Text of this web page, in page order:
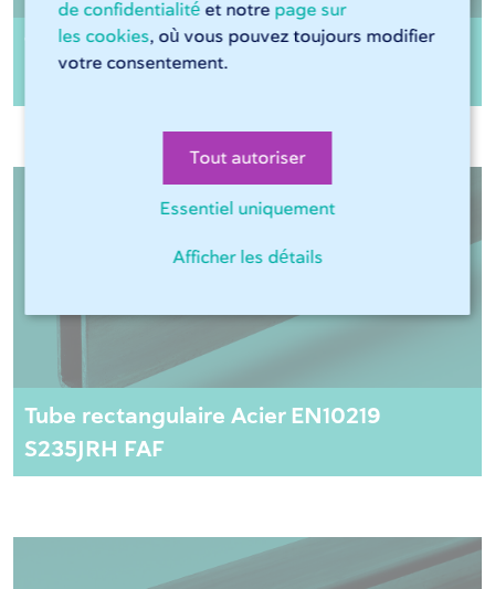
de confidentialité et notre page sur
les cookies, où vous pouvez toujours modifier
votre consentement.
Tout autoriser
Essentiel uniquement
Afficher les détails
Tube rond Acier EN10305 E235 décapée
Tube rectangulaire Acier EN10219
S235JRH FAF